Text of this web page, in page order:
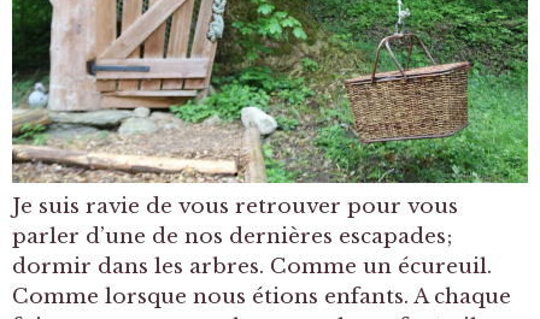
Je suis ravie de vous retrouver pour vous
parler d’une de nos dernières escapades;
dormir dans les arbres. Comme un écureuil.
Comme lorsque nous étions enfants. A chaque